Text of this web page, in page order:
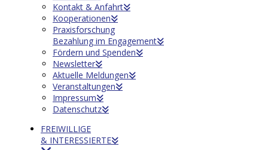
Kontakt & Anfahrt
Kooperationen
Praxisforschung
Bezahlung im Engagement
Fördern und Spenden
Newsletter
Aktuelle Meldungen
Veranstaltungen
Impressum
Datenschutz
FREIWILLIGE
& INTERESSIERTE